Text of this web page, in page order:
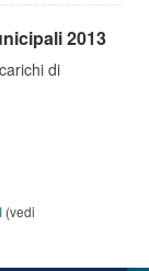
2013
di
(vedi